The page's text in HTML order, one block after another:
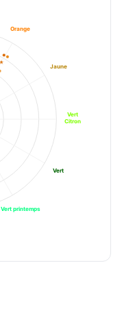
Orange
Jaune
Vert
Citron
Vert
Vert printemps